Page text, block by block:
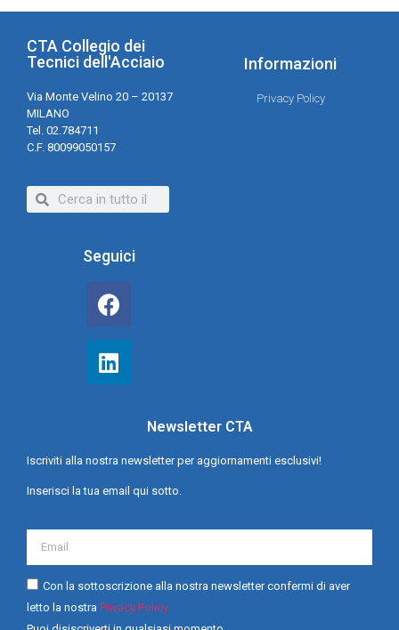
CTA Collegio dei
Tecnici dell'Acciaio
Via Monte Velino 20 – 20137
MILANO
Tel. 02.784711
C.F. 80099050157
Informazioni
Privacy Policy
Seguici
Newsletter CTA
Iscriviti alla nostra newsletter per aggiornamenti esclusivi!
Inserisci la tua email qui sotto.
Con la sottoscrizione alla nostra newsletter confermi di aver
letto la nostra Privacy Policy